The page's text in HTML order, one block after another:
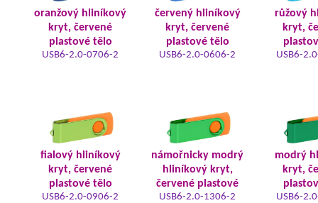
oranžový hliníkový
kryt, červené
plastové tělo
USB6-2.0-0706-2
červený hliníkový
kryt, červené
plastové tělo
USB6-2.0-0606-2
růžový
kryt,
USB6-
fialový hliníkový
kryt, červené
plastové tělo
USB6-2.0-0906-2
námořnicky modrý
hliníkový kryt,
červené plastové
USB6-2.0-1306-2
modrý
kryt,
USB6-